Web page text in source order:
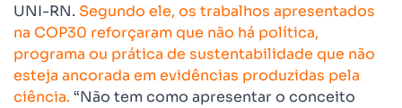
UNI-RN. Segundo ele, os trabalhos apresentados
na COP30 reforçaram que não há política,
programa ou prática de sustentabilidade que não
esteja ancorada em evidências produzidas pela
ciência. “Não tem como apresentar o conceito